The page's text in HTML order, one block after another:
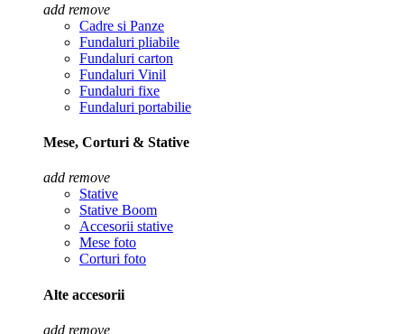
add remove
Cadre si Panze
Fundaluri pliabile
Fundaluri carton
Fundaluri Vinil
Fundaluri fixe
Fundaluri portabilie
Mese, Corturi & Stative
add remove
Stative
Stative Boom
Accesorii stative
Mese foto
Corturi foto
Alte accesorii
add remove